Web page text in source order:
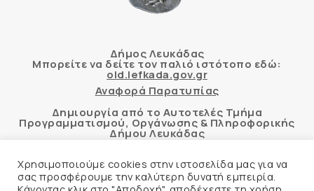
Δήμος Λευκάδας
Μπορείτε να δείτε τον παλιό ιστότοπο εδώ:
old.lefkada.gov.gr
Αναφορά Παρατυπίας
Δημιουργία από το Αυτοτελές Τμήμα
Προγραμματισμού, Οργάνωσης & Πληροφορικής
Δήμου Λευκάδας
Χρησιμοποιούμε cookies στην ιστοσελίδα μας για να
σας προσφέρουμε την καλύτερη δυνατή εμπειρία.